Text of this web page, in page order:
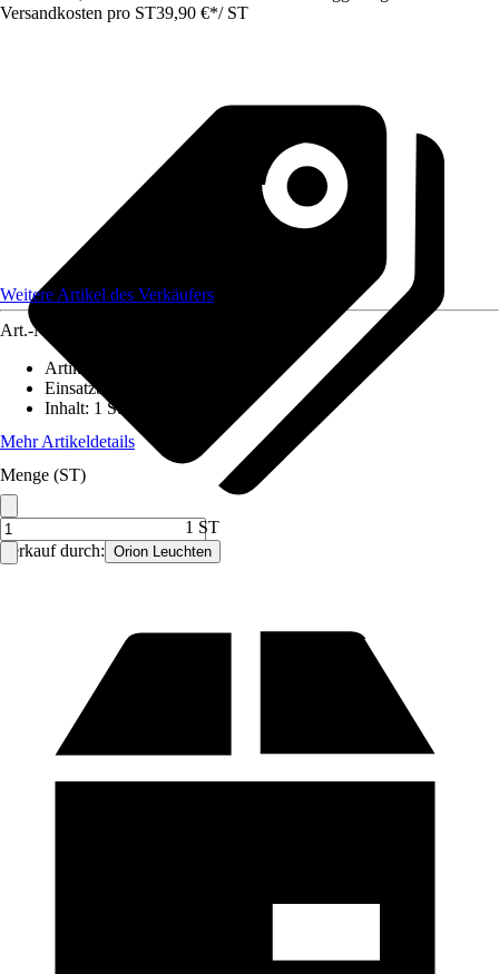
Versandkosten pro ST39,90 €*/ ST
Verkauf durch: Orion Leuchten
Weitere Artikel des Verkäufers
Art.-Nr.
Artikeltyp
Einsatzbereich
Inhalt: 1 Stück
Mehr Artikeldetails
Menge (ST)
1 ST